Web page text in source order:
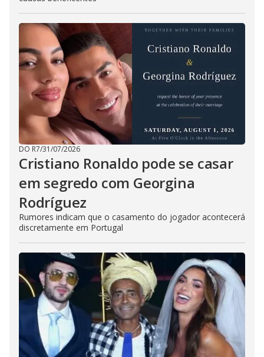
DO R7/31/07/2026
Cristiano Ronaldo pode se casar
em segredo com Georgina
Rodríguez
Rumores indicam que o casamento do jogador acontecerá
discretamente em Portugal